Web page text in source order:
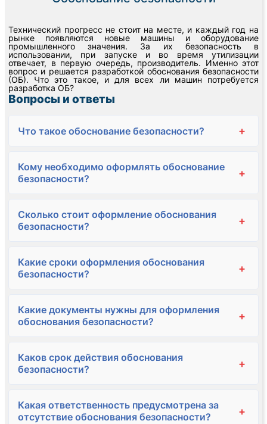
Технический прогресс не стоит на месте, и каждый год на
рынке появляются новые машины и оборудование
промышленного значения. За их безопасность в
использовании, при запуске и во время утилизации
отвечает, в первую очередь, производитель. Именно этот
вопрос и решается разработкой обоснования безопасности
(ОБ). Что это такое, и для всех ли машин потребуется
разработка ОБ?
Вопросы и ответы
Что такое обоснование безопасности? +
Кому необходимо оформлять обоснование
безопасности?
+
Сколько стоит оформление обоснования
безопасности?
+
Какие сроки оформления обоснования
безопасности?
+
Какие документы нужны для оформления
обоснования безопасности?
+
Каков срок действия обоснования
безопасности?
+
Какая ответственность предусмотрена за
отсутствие обоснования безопасности?
+